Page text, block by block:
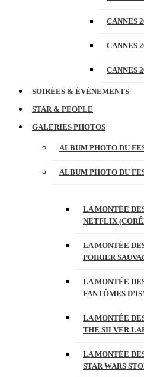
CANNES
CANNES
CANNES
SOIRÉES & ÉVÉNEMENTS
STAR & PEOPLE
GALERIES PHOTOS
ALBUM PHOTO DU
ALBUM PHOTO DU
LA MONTÉE
NETFLIX
LA MONTÉE
POIRIER
LA MONTÉE
FANTÔMES
LA MONTÉE
THE SILVER
LA MONTÉE
STAR WARS